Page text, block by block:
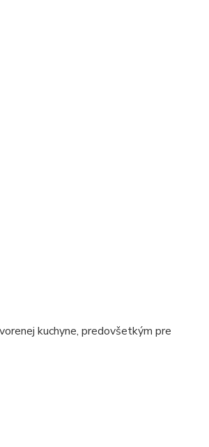
kuchyne, predovšetkým pre